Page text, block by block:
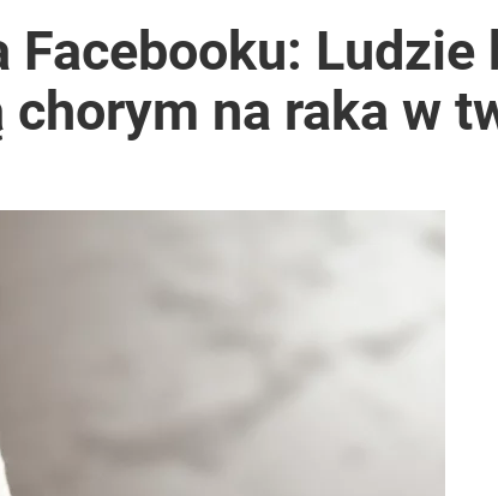
Facebooku: Ludzie
na raka w